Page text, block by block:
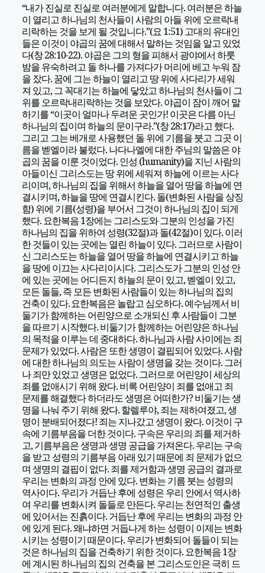
“내가 진실로 진실로 여러분에게 말합니다. 여러분은 하늘
이 열리고 하나님의 천사들이 사람의 아들 위에 오르락내
리락하는 것을 보게 될 것입니다.”(요 1:51) 고대의 유대인
들은 이것이 야곱의 꿈에 대해서 말하는 것임을 알고 있었
다(창 28:10-22). 야곱은 그의 형을 피해서 광야에서 하룻
밤을 유숙하려고 돌 하나를 가져다가 머리에 베고 누워 잠
을 잤다. 꿈에 그는 하늘이 열리고 땅 위에 사다리가 세워
져 있고, 그 꼭대기는 하늘에 닿았고 하나님의 천사들이 그
위를 오르락내리락하는 것을 보았다. 야곱이 잠이 깨어 말
하기를 “이곳이 얼마나 두려운 곳인가! 이곳은 다름 아닌
하나님의 집이며 하늘의 문이구라.”(창 28:17)라고 했다.
그리고 그는 베개로 사용했던 돌 위에 기름을 붓고 그곳 이
름을 벧엘이라 불렀다. 나다나엘에 대한 주님의 말씀은 야
곱의 꿈을 이룬 것이었다. 인성 (humanity)을 지닌 사람의
아들이신 그리스도는 땅 위에 세워져 하늘에 이르는 사다
리이며, 하나님의 집을 위해서 하늘을 열어 땅을 하늘에 연
결시키며, 하늘을 땅에 연결시킨다. 돌(변화된 사람을 상징
함) 위에 기름(성령)을 부어서 그것이 하나님의 집이 되게
했다. 요한복음 1장에는 그리스도와 그분의 인성을 가진
하나님의 집을 위하여 성령(32절)과 돌(42절)이 있다. 이러
한 것들이 있는 곳에는 열린 하늘이 있다. 그러므로 사람이
신 그리스도는 하늘을 열어 땅을 하늘에 연결시키고 하늘
을 땅에 이끄는 사다리이시다. 그리스도가 그분의 인성 안
에 있는 곳에는 어디든지 하늘의 문이 있고, 벧엘이 있고,
모든 돌들, 즉 모든 변화된 사람들이 있는 하나님의 집의
건축이 있다.요한복음은 놀랍고 심오하다. 예수님께서 비
둘기가 함께하는 어린양으로 소개되신 후 사람들이 그분
을 따르기 시작했다. 비둘기가 함께하는 어린양은 하나님
의 목적을 이루는 데 중대하다. 하나님과 사람 사이에는 죄
문제가 있었다. 사람은 또한 생명이 결핍되어 있었다. 사람
에 대한 하나님의 의도는 사람이 생명을 갖는 것이다. 그러
나 죄만 있었고 생명은 없었다. 그러므로 어린양이 세상의
죄를 없애시기 위해 왔다. 비록 어린양이 죄를 없애고 죄
문제를 해결했다 하더라도 생명은 어떠한가? 비둘기는 생
명을 나눠 주기 위해 왔다. 할렐루야, 죄는 제하여졌고, 생
명이 분배되어졌다! 죄는 지나갔고 생명이 왔다. 이것이 구
속에 기름부음을 더한 것이다. 구속은 우리의 죄를 제거하
고, 기름부음은 생명과 생명 공급을 가져온다. 우리는 구속
을 받고 성령의 기름부음 아래 있기 때문에 죄 문제가 없으
며 생명의 결핍이 없다. 죄를 제거함과 생명 공급의 결과로
우리는 변화의 과정 안에 있다. 변화는 기름 붓는 성령의
역사이다. 우리가 거듭난 후에 성령은 우리 안에서 역사하
여 우리를 변화시켜 돌들로 만든다. 우리는 천연적인 출생
에 있어서는 진흙이다. 거듭난 후에 우리는 변화의 과정 안
에 있게 된다. 왜냐하면 거듭나게 하는 성령이 이제는 변화
시키는 성령이기 때문이다. 우리가 변화되어 돌들이 되는
것은 하나님의 집을 건축하기 위한 것이다. 요한복음 1장
에 계시된 하나님의 집의 건축을 본 그리스도인은 극히 드